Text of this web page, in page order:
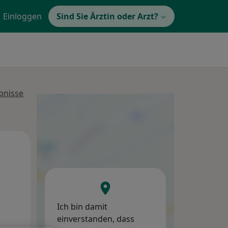
Einloggen Sind Sie Ärztin oder Arzt?
Ich bin damit
einverstanden, dass